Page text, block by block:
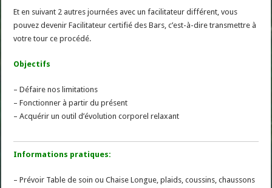
Et en suivant 2 autres journées avec un facilitateur différent, vous
pouvez devenir Facilitateur certifié des Bars, c’est-à-dire transmettre à
votre tour ce procédé.
Objectifs
– Défaire nos limitations
– Fonctionner à partir du présent
– Acquérir un outil d’évolution corporel relaxant
Informations pratiques:
– Prévoir Table de soin ou Chaise Longue, plaids, coussins, chaussons